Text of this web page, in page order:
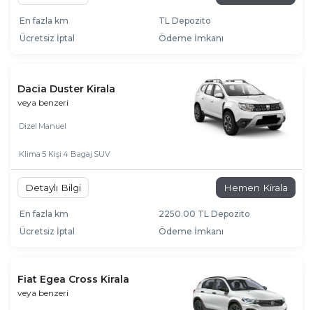
En fazla km
TL Depozito
Ücretsiz İptal
Ödeme İmkanı
Dacia Duster Kirala
veya benzeri
Dizel Manuel
Klima 5 Kişi 4 Bagaj SUV
Detaylı Bilgi Hemen Kirala
En fazla km
2250.00 TL Depozito
Ücretsiz İptal
Ödeme İmkanı
Fiat Egea Cross Kirala
veya benzeri